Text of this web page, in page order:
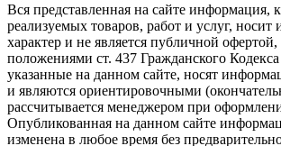
Вся представленная на сайте информация,
реализуемых товаров, работ и услуг,
характер и не является публичной
положениями ст. 437 Гражданского
указанные на данном сайте, носят
и являются ориентировочными
рассчитывается менеджером при
Опубликованная на данном сайте
изменена в любое время без